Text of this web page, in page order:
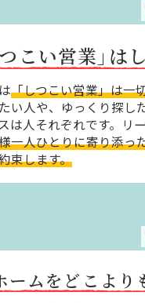
こい営業」は
「しつこい営業」は一
い人や、ゆっくり探し
は人それぞれです。リ
一人ひとりに寄り添っ
束します。
ームをどこより